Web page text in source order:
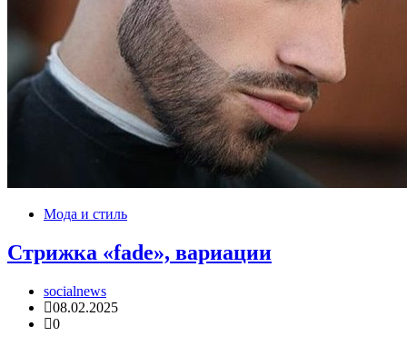
Мода и стиль
Стрижка «fade», вариации
socialnews
08.02.2025
0